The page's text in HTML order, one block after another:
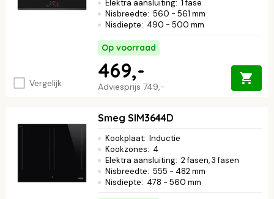
Vergelijk
Elektra aansluiting: 1 fase
Nisbreedte: 560 - 561 mm
Nisdiepte: 490 - 500 mm
Op voorraad
Adviesprijs 749,-
469,-
Smeg SIM3644D
Kookplaat: Inductie
Kookzones: 4
Elektra aansluiting: 2 fasen, 3 fasen
Nisbreedte: 555 - 482 mm
Nisdiepte: 478 - 560 mm